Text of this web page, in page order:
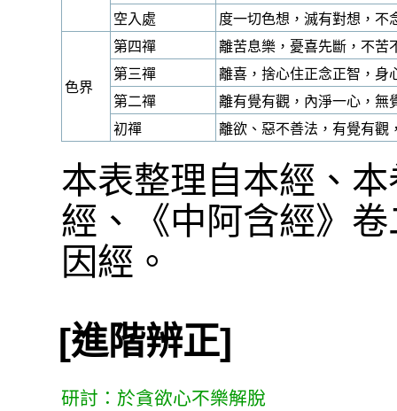
空入處
度一切色想，滅有對想，不
色界
第四禪
離苦息樂，憂喜先斷，不苦
第三禪
離喜，捨心住正念正智，身
第二禪
離有覺有觀，內淨一心，無
初禪
離欲、惡不善法，有覺有觀
本表整理自本經、
經、《中阿含經》
因經。
[進階辨正]
研討：於貪欲心不樂解脫